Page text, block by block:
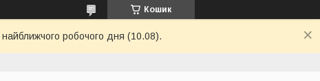
Кошик
робочого дня (10.08).